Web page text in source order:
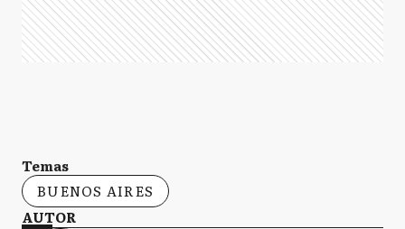
Temas
BUENOS AIRES
AUTOR